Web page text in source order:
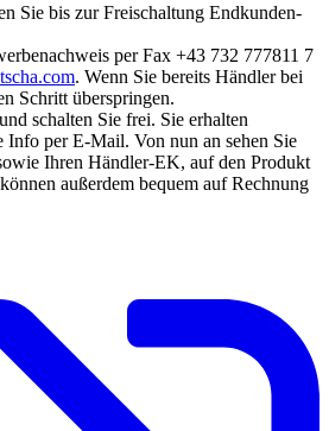
Sie bis zur Freischaltung Endkunden-
per Fax +43 732 777811 7
. Wenn Sie bereits Händler bei
Schritt überspringen.
schalten Sie frei. Sie erhalten
Info per E-Mail. Von nun an sehen Sie
Ihren Händler-EK, auf den Produkt
außerdem bequem auf Rechnung